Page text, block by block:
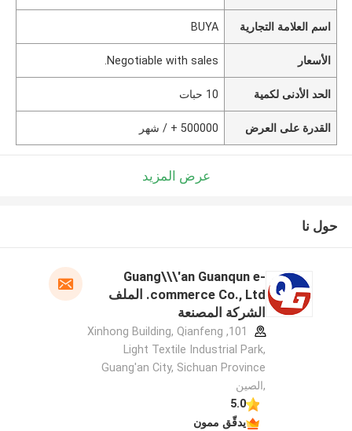
اسم العلامة التجارية BUYA
الأسعار Negotiable with sales.
الحد الأدنى لكمية 10 حبات
القدرة على العرض 500000 + / شهر
عرض المزيد
حول نا
Guang\\\'an Guanqun e-
commerce Co., Ltd. الملف
الشركة المصنعة
101, Xinhong Building, Qianfeng
Light Textile Industrial Park,
Guang'an City, Sichuan Province
,الصين
5.0
يدقّق ممون